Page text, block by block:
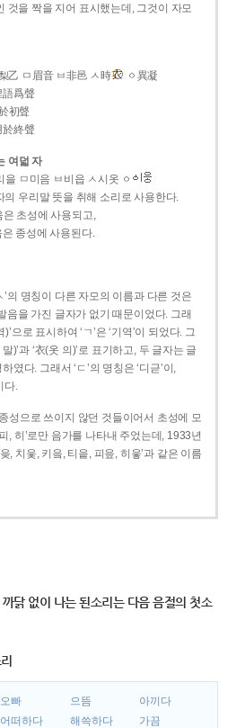
것을 짝을 지어 표시했는데, 그것이 자모
乙 ㅁ眉音 ㅂ非邑 ㅅ時
ㆁ異凝
語爲聲
初聲
於終聲
여덟 자
을 ㅁ미음 ㅂ비읍 ㅅ시옷 ㆁ
의 우리말 뜻을 취해 소리로 사용한다.
은 초성에 사용되고,
은 종성에 사용된다.
’의 명칭이 다른 자모의 이름과 다른 것은
음을 가진 글자가 없기 때문이었다. 그래
으로 표시하여 ‘ㄱ’은 ‘기역’이 되었다. 그
말)’과 ‘衣(옷 의)’로 표기하고, 두 글자는 글
였다. 그래서 ‘ㄷ’의 명칭은 ‘디귿’이,
다.
성으로 쓰이지 않던 것들이어서 초성에 모
, 히’로만 음가를 나타내 주었는데, 1933년
, 치읓, 키읔, 티읕, 피읖, 히읗’과 같은 이름
닭 없이 나는 된소리는 다음 음절의 첫소
오빠 으뜸
아끼다
어떠하다 해쓱하다
가끔